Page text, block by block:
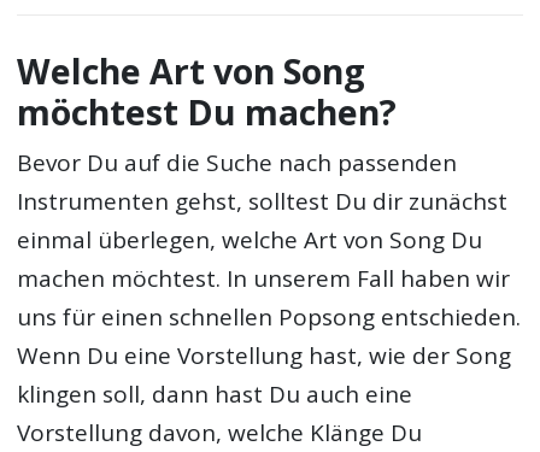
Welche Art von Song
möchtest Du machen?
Bevor Du auf die Suche nach passenden
Instrumenten gehst, solltest Du dir zunächst
einmal überlegen, welche Art von Song Du
machen möchtest. In unserem Fall haben wir
uns für einen schnellen Popsong entschieden.
Wenn Du eine Vorstellung hast, wie der Song
klingen soll, dann hast Du auch eine
Vorstellung davon, welche Klänge Du